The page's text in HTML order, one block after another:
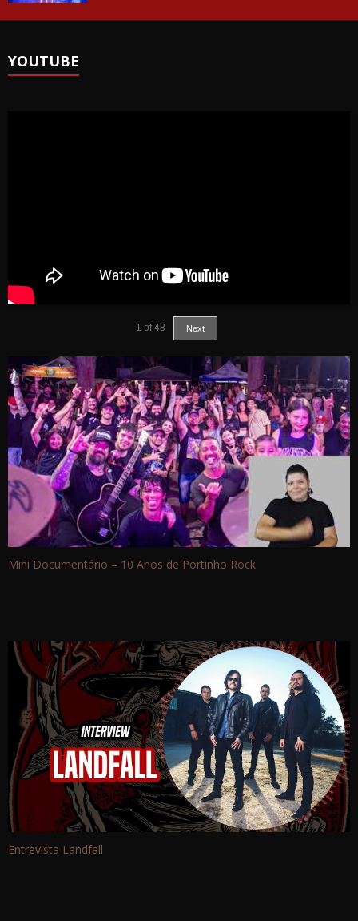
YOUTUBE
1 of 48 Next
Mini Documentário – 10 Anos de Portinho Rock
Entrevista Landfall